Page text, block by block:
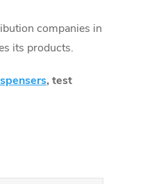
companies in
its products.
, test